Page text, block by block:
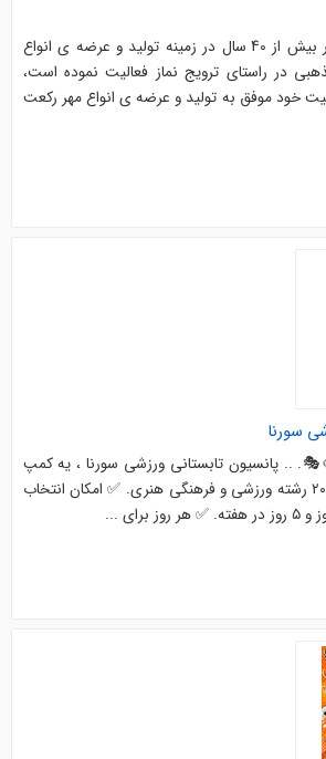
✅ گروه محراب با افتخار بیش از 40 سال در زمینه تولید و عرضه ی انواع
در راستای ترویج نماز فعالیت نموده است،
خود موفق به تولید و عرضه ی انواع مهر رکعت
سورنا
.. پانسیون تابستانی ورزشی سورنا ، یه کمپ
شاد و پرانرژی 🤩. .. ✅️ ۲۰ رشته ورزشی و فرهنگی هنری. ✅️ امکان انتخاب